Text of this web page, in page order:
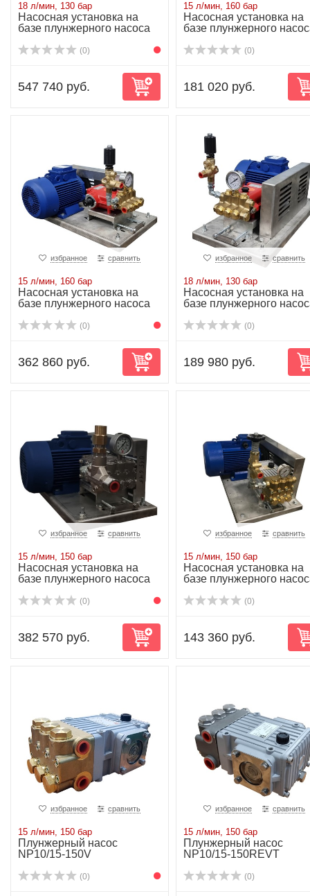
18 л/мин, 130 бар
Насосная установка на
базе плунжерного насоса
(0)
547 740 руб.
15 л/мин, 160 бар
Насосная установка на
базе плунжерного
(0)
181 020 руб.
избранное сравнить
15 л/мин, 160 бар
Насосная установка на
базе плунжерного насоса
(0)
362 860 руб.
избранное сравнить
18 л/мин, 130 бар
Насосная установка на
базе плунжерного
(0)
189 980 руб.
избранное сравнить
15 л/мин, 150 бар
Насосная установка на
базе плунжерного насоса
(0)
382 570 руб.
избранное сравнить
15 л/мин, 150 бар
Насосная установка на
базе плунжерного
(0)
143 360 руб.
избранное сравнить
15 л/мин, 150 бар
Плунжерный насос
NP10/15-150V
(0)
избранное сравнить
15 л/мин, 150 бар
Плунжерный насос
NP10/15-150REVT
(0)